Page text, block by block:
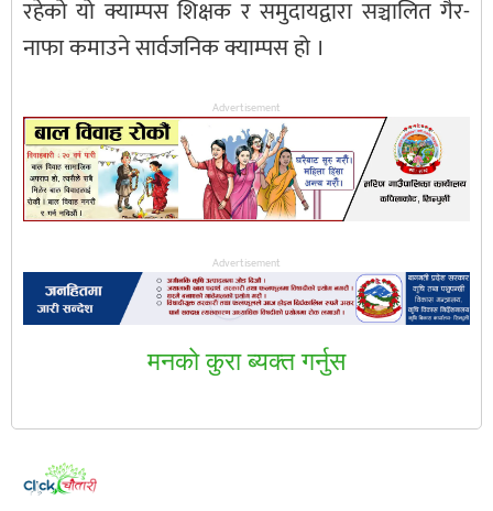
रहेको यो क्याम्पस शिक्षक र समुदायद्वारा सञ्चालित गैर-
नाफा कमाउने सार्वजनिक क्याम्पस हो ।
Advertisement
Advertisement
मनकाे कुरा ब्यक्त गर्नुस